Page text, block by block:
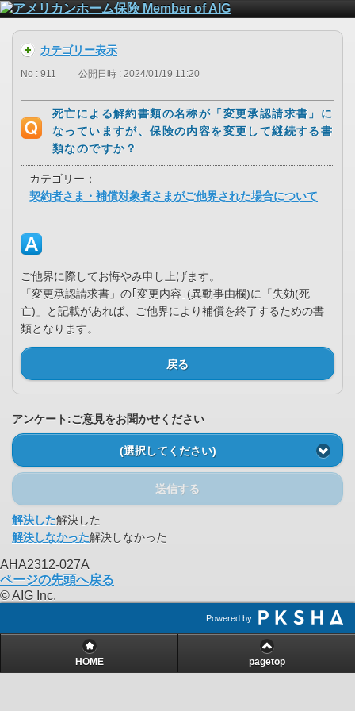
カテゴリー表示
No : 911 公開日時 : 2024/01/19 11:20
死亡による解約書類の名称が「変更承認請求書」に
なっていますが、保険の内容を変更して継続する書
類なのですか？
カテゴリー：
契約者さま・補償対象者さまがご他界された場合について
ご他界に際してお悔やみ申し上げます。
「変更承認請求書」の｢変更内容｣(異動事由欄)に「失効(死
亡)」と記載があれば、ご他界により補償を終了するための書
類となります。
戻る
アンケート:ご意見をお聞かせください
(選択してください)
送信する
解決した解決した
解決しなかった解決しなかった
AHA2312-027A
ページの先頭へ戻る
© AIG Inc.
Powered by
HOME pagetop